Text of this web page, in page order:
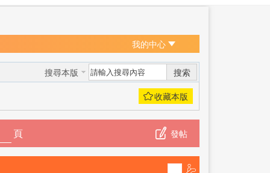
我的中心
搜尋本版 搜索
發帖
頁